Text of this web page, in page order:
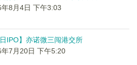
8月4日 下午3:03
日IPO】亦诺微三闯港交所
7月20日 下午5:20